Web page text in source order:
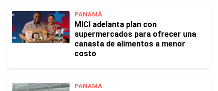
PANAMÁ
MICI adelanta plan con
supermercados para ofrecer una
canasta de alimentos a menor
costo
PANAMÁ